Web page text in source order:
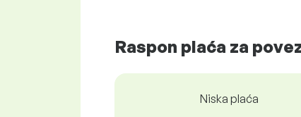
Raspon plaća za
Niska plaća